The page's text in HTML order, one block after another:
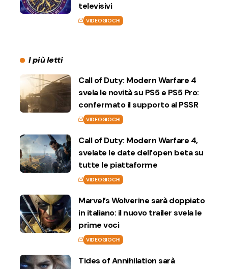
televisivi
VIDEOGIOCHI
I più letti
Call of Duty: Modern Warfare 4
svela le novità su PS5 e PS5 Pro:
confermato il supporto al PSSR
VIDEOGIOCHI
Call of Duty: Modern Warfare 4,
svelate le date dell’open beta su
tutte le piattaforme
VIDEOGIOCHI
Marvel’s Wolverine sarà doppiato
in italiano: il nuovo trailer svela le
prime voci
VIDEOGIOCHI
Tides of Annihilation sarà